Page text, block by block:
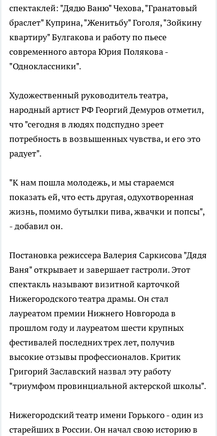
спектаклей: "Дядю Ваню" Чехова, "Гранатовый
браслет" Куприна, "Женитьбу" Гоголя, "Зойкину
квартиру" Булгакова и работу по пьесе
современного автора Юрия Полякова -
"Одноклассники".
Художественный руководитель театра,
народный артист РФ Георгий Демуров отметил,
что "сегодня в людях подспудно зреет
потребность в возвышенных чувства, и его это
радует".
"К нам пошла молодежь, и мы стараемся
показать ей, что есть другая, одухотворенная
жизнь, помимо бутылки пива, жвачки и попсы",
- добавил он.
Постановка режиссера Валерия Саркисова "Дядя
Ваня" открывает и завершает гастроли. Этот
спектакль называют визитной карточкой
Нижегородского театра драмы. Он стал
лауреатом премии Нижнего Новгорода в
прошлом году и лауреатом шести крупных
фестивалей последних трех лет, получив
высокие отзывы профессионалов. Критик
Григорий Заславский назвал эту работу
"триумфом провинциальной актерской школы".
Нижегородский театр имени Горького - один из
старейших в России. Он начал свою историю в